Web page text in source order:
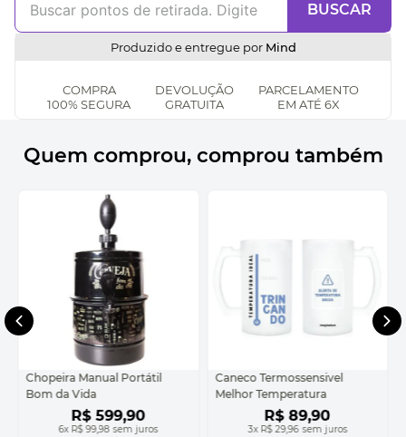
BUSCAR
Produzido e entregue por Mind
COMPRA
100% SEGURA
DEVOLUÇÃO
GRATUITA
PARCELAMENTO
EM ATÉ 6X
Quem comprou, comprou também
Chopeira Manual Portátil
Bom da Vida
R$ 599,90
6x R$ 99,98 sem juros
Caneco Termossensivel
Melhor Temperatura
R$ 89,90
3x R$ 29,96 sem juros